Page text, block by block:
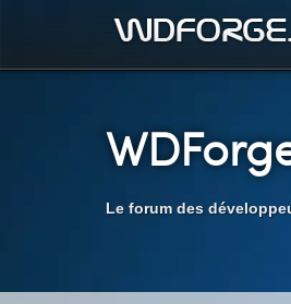
Le forum des